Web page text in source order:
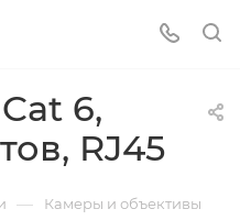
6,
RJ45
— Камеры и объективы